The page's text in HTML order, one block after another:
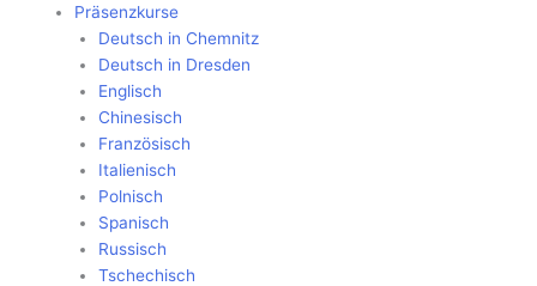
Präsenzkurse
Deutsch in Chemnitz
Deutsch in Dresden
Englisch
Chinesisch
Französisch
Italienisch
Polnisch
Spanisch
Russisch
Tschechisch